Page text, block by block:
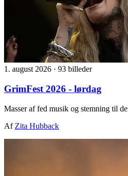
1. august 2026 · 93 billeder
GrimFest 2026 - lørdag
Masser af fed musik og stemning til
Af Zita Hubback